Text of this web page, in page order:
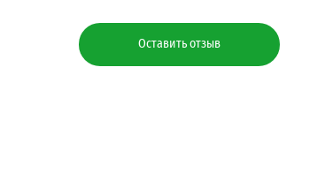
Оставить отзыв